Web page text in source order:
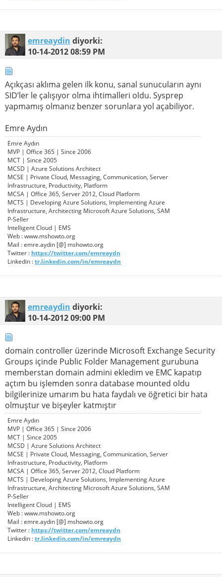
emreaydin diyorki:
10-14-201208:59 PM
Açıkçası aklıma gelen ilk konu, sanal sunucuların aynı
SID’ler le çalışıyor olma ihtimalleri oldu. Sysprep
yapmamış olmanız benzer sorunlara yol açabiliyor.
Emre Aydın
Emre Aydın
MVP | Office 365 | Since 2006
MCT | Since 2005
MCSD | Azure Solutions Architect
MCSE | Private Cloud, Messaging, Communication, Server
Infrastructure, Productivity, Platform
MCSA | Office 365, Server 2012, Cloud Platform
MCTS | Developing Azure Solutions, Implementing Azure
Infrastructure, Architecting Microsoft Azure Solutions, SAM
P-Seller
Intelligent Cloud | EMS
Web : www.mshowto.org
Mail : emre.aydin [@] mshowto.org
Twitter : https://twitter.com/emreaydn
Linkedin :tr.linkedin.com/in/emreaydn
emreaydin diyorki:
10-14-201209:00 PM
domain controller üzerinde Microsoft Exchange Security
Groups içinde Public Folder Management gurubuna
memberstan domain admini ekledim ve EMC kapatıp
açtım bu işlemden sonra database mounted oldu
bilgilerinize umarım bu hata faydalı ve öğretici bir hata
olmuştur ve bişeyler katmıştır
Emre Aydın
MVP | Office 365 | Since 2006
MCT | Since 2005
MCSD | Azure Solutions Architect
MCSE | Private Cloud, Messaging, Communication, Server
Infrastructure, Productivity, Platform
MCSA | Office 365, Server 2012, Cloud Platform
MCTS | Developing Azure Solutions, Implementing Azure
Infrastructure, Architecting Microsoft Azure Solutions, SAM
P-Seller
Intelligent Cloud | EMS
Web : www.mshowto.org
Mail : emre.aydin [@] mshowto.org
Twitter : https://twitter.com/emreaydn
Linkedin :tr.linkedin.com/in/emreaydn